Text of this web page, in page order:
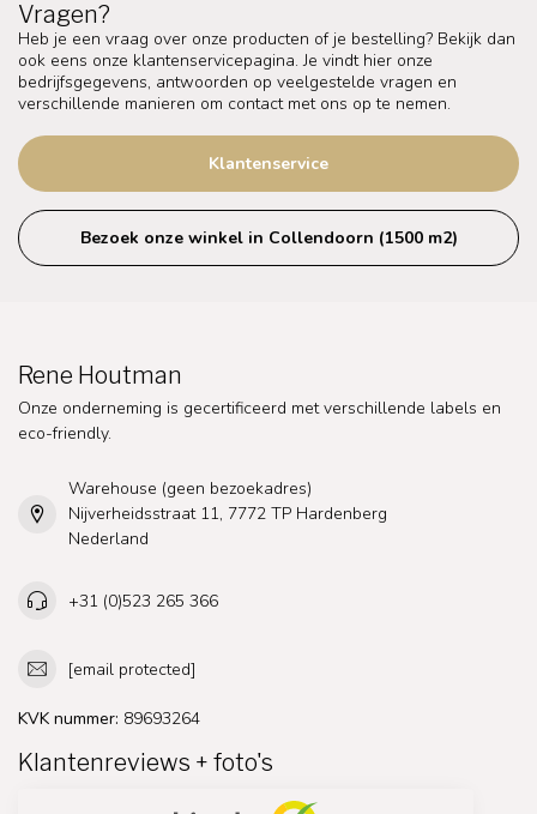
Vragen?
Heb je een vraag over onze producten of je bestelling? Bekijk dan
ook eens onze klantenservicepagina. Je vindt hier onze
bedrijfsgegevens, antwoorden op veelgestelde vragen en
verschillende manieren om contact met ons op te nemen.
Klantenservice
Bezoek onze winkel in Collendoorn (1500 m2)
Rene Houtman
Onze onderneming is gecertificeerd met verschillende labels en
eco-friendly.
Warehouse (geen bezoekadres)
Nijverheidsstraat 11, 7772 TP Hardenberg
Nederland
+31 (0)523 265 366
[email protected]
KVK nummer: 89693264
Klantenreviews + foto's